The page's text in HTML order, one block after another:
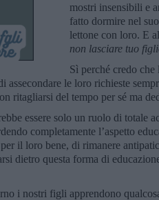
mostri insensibili e
fatto dormire nel
lettone con loro. E
non lasciare tuo
Sì perché credo che
le loro richieste
ritagliarsi del tempo per sé ma
essere solo un ruolo di totale
completamente l’aspetto
il loro bene, di rimanere
dietro questa forma di
i nostri figli apprendono